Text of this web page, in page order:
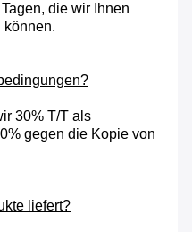
die wir Ihnen
können.
30% T/T als
gegen die Kopie von
liefert?